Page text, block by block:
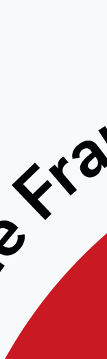
DAN
14/02/